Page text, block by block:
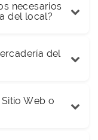
necesarios
del local?
del
Web o